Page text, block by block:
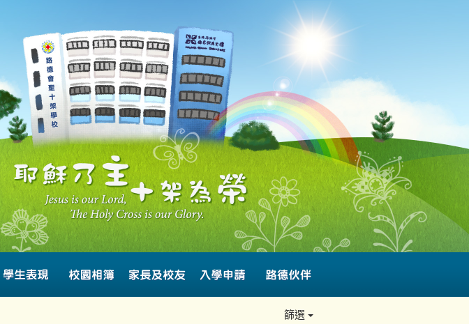
篩選